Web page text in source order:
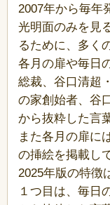
2007年から毎年
光明面のみを見
るために、多く
各月の扉や毎日
総裁、谷口清超
の家創始者、谷
から抜粋した言
また各月の扉に
の挿絵を掲載し
2025年版の特徴
１つ目は、毎日